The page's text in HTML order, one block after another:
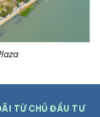
TỪ CHỦ ĐẦU TƯ